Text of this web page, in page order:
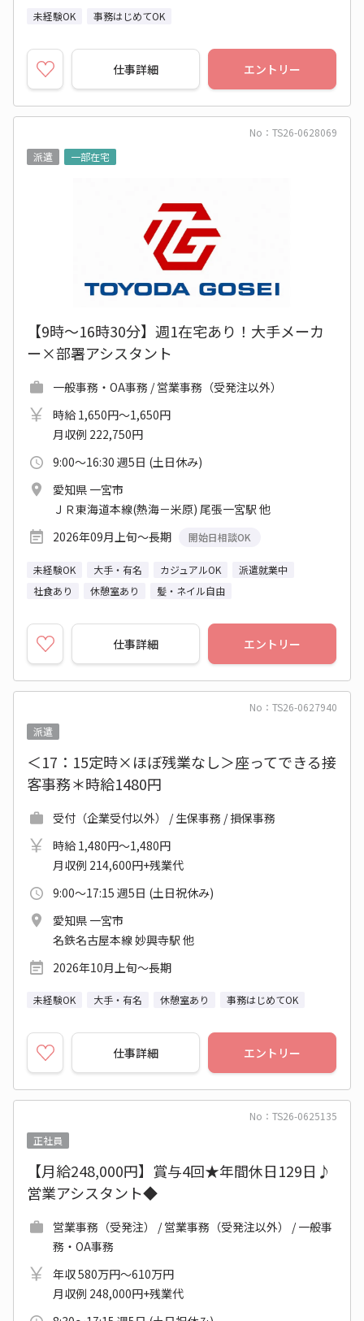
未経験OK 事務はじめてOK
仕事詳細 エントリー
No：TS26-0628069
派遣
一部在宅
【9時～16時30分】週1在宅あり！大手メーカ
ー×部署アシスタント
一般事務・OA事務 / 営業事務（受発注以外）
時給 1,650円～1,650円
月収例 222,750円
9:00～16:30 週5日 (土日休み)
愛知県 一宮市
ＪＲ東海道本線(熱海－米原) 尾張一宮駅 他
2026年09月上旬～長期
開始日相談OK
未経験OK 大手・有名 カジュアルOK
派遣就業中
社食あり
休憩室あり 髪・ネイル自由
仕事詳細 エントリー
No：TS26-0627940
派遣
＜17：15定時×ほぼ残業なし＞座ってできる接
客事務＊時給1480円
受付（企業受付以外） / 生保事務 / 損保事務
時給 1,480円～1,480円
月収例 214,600円+残業代
9:00～17:15 週5日 (土日祝休み)
愛知県 一宮市
名鉄名古屋本線 妙興寺駅 他
2026年10月上旬～長期
未経験OK 大手・有名 休憩室あり 事務はじめてOK
仕事詳細 エントリー
No：TS26-0625135
正社員
【月給248,000円】賞与4回★年間休日129日♪
営業アシスタント◆
営業事務（受発注） / 営業事務（受発注以外） / 一般事
務・OA事務
年収 580万円～610万円
月収例 248,000円+残業代